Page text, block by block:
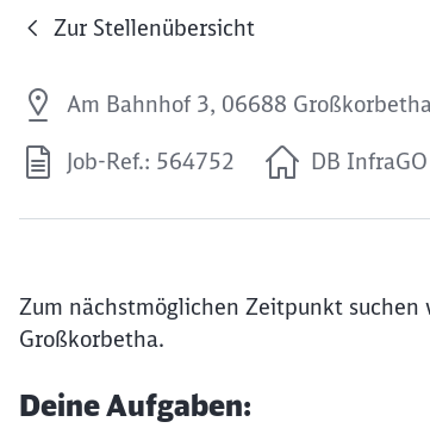
Zur Stellenübersicht
Am Bahnhof 3, 06688 Großkorbetha
Job-Ref.: 564752 DB
Zum nächstmöglichen Zeitpunkt
Großkorbetha.
Deine Aufgaben: